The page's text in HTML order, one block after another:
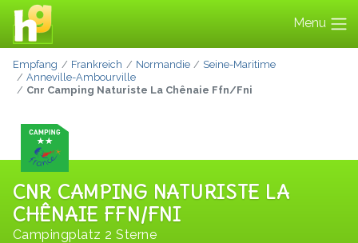
Menu
Empfang Frankreich Normandie
Seine-Maritime
Anneville-Ambourville
Cnr Camping Naturiste La Chênaie Ffn/Fni
CNR CAMPING NATURISTE LA
CHÊNAIE FFN/FNI
Campingplatz 2 Sterne